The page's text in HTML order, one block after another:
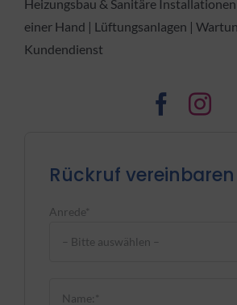
Heizungsbau & Sanitäre
einer Hand | Lüftungsanlagen |
Kundendienst
Rückruf vereinbaren
Anrede*